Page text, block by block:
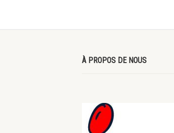
À PROPOS DE NOUS